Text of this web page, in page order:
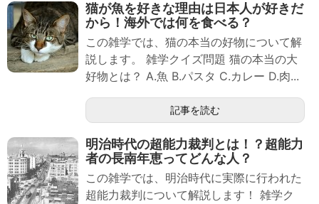
猫が魚を好きな理由は日本人が好きだ
から！海外では何を食べる？
この雑学では、猫の本当の好物について解
説します。 雑学クイズ問題 猫の本当の大
好物とは？ A.魚 B.パスタ C.カレー D.肉...
記事を読む
明治時代の超能力裁判とは！？超能力
者の長南年恵ってどんな人？
この雑学では、明治時代に実際に行われた
超能力裁判について解説します！ 雑学ク